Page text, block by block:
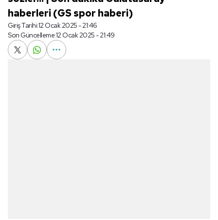
haberleri (GS spor haberi)
Giriş Tarihi:12 Ocak 2025 - 21:46
Son Güncelleme:12 Ocak 2025 - 21:49